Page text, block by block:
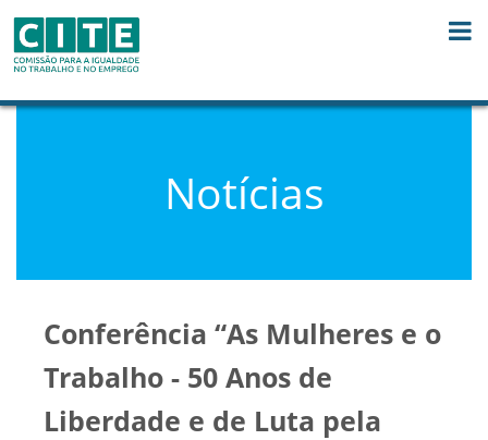
Notícias
Conferência “As Mulheres e o
Trabalho - 50 Anos de
Liberdade e de Luta pela